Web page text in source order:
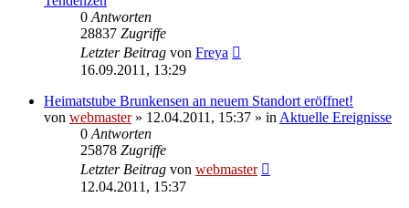
0 Antworten
28837 Zugriffe
Letzter Beitrag von Freya
16.09.2011, 13:29
Heimatstube Brunkensen an neuem Standort eröffnet!
von webmaster» 12.04.2011, 15:37 » in Aktuelle Ereignisse
0 Antworten
25878 Zugriffe
Letzter Beitrag von webmaster
12.04.2011, 15:37